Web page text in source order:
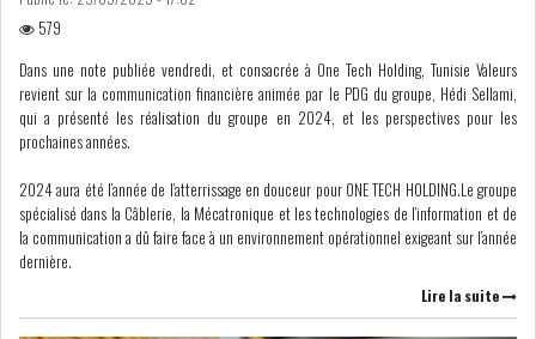
OFFICEPLAST CHERCHE DEUX
L’ATB RENFORCE SON
RSS
579
Dans une note publiée vendredi, et consacrée à One Tech Holding, Tunisie Valeurs
revient sur la communication financière animée par le PDG du groupe, Hédi Sellami,
qui a présenté les réalisation du groupe en 2024, et les perspectives pour les
prochaines années.
2024 aura été l’année de l’atterrissage en douceur pour ONE TECH HOLDING.Le groupe
spécialisé dans la Câblerie, la Mécatronique et les technologies de l’information et de
la communication a dû faire face à un environnement opérationnel exigeant sur l’année
dernière.
Lire la suite